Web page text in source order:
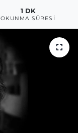
1 DK
OKUNMA SÜRESI